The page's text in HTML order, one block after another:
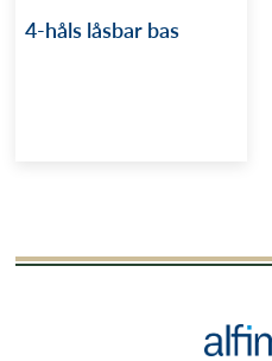
4-håls låsbar bas